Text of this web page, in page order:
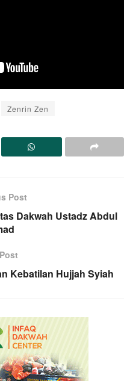
Zenrin Zen
Post
Dakwah Ustadz Abdul
Kebatilan Hujjah Syiah